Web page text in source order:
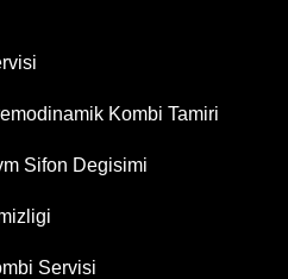
Kombi Tamiri
Sifon Degisimi
Servisi